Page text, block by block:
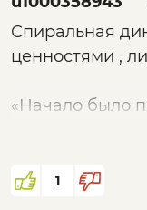
Спиральная
ценностями ,
«Начало было
профессором
эти идеи
1